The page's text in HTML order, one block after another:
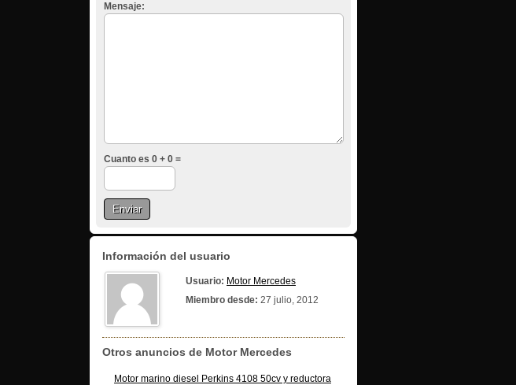
Mensaje:
Cuanto es 0 + 0 =
Información del usuario
Usuario: Motor Mercedes
Miembro desde: 27 julio, 2012
Otros anuncios de Motor Mercedes
Motor marino diesel Perkins 4108 50cv y reductora